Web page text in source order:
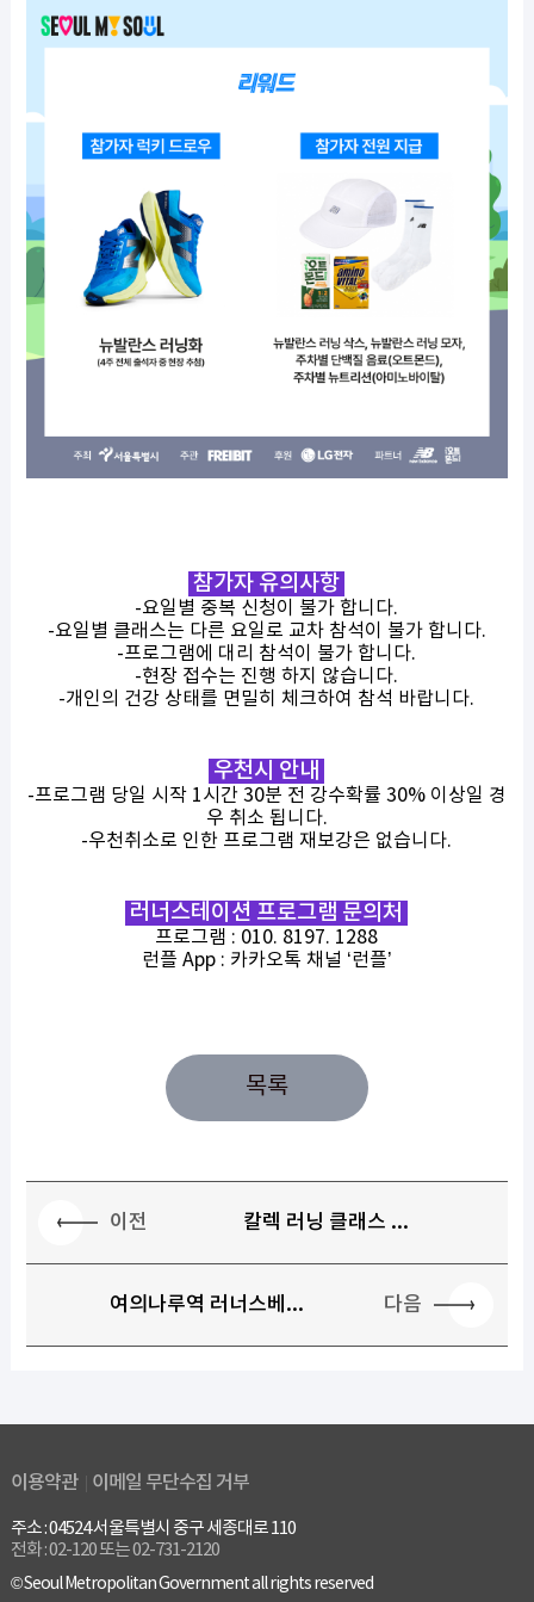
참가자 유의사항
-요일별 중복 신청이 불가 합니다.
-요일별 클래스는 다른 요일로 교차 참석이 불가 합니다.
-프로그램에 대리 참석이 불가 합니다.
-현장 접수는 진행 하지 않습니다.
-개인의 건강 상태를 면밀히 체크하여 참석 바랍니다.
우천시 안내
-프로그램 당일 시작 1시간 30분 전 강수확률 30% 이상일 경
우 취소 됩니다.
-우천취소로 인한 프로그램 재보강은 없습니다.
러너스테이션 프로그램 문의처
프로그램 : 010. 8197. 1288
런플 App : 카카오톡 채널 ‘런플’
목록
이전 칼렉 러닝 클래스 ...
여의나루역 러너스베... 다음
이용약관 이메일 무단수집 거부
주소 : 04524 서울특별시 중구 세종대로 110
전화 : 02-120 또는 02-731-2120
© Seoul Metropolitan Government all rights reserved